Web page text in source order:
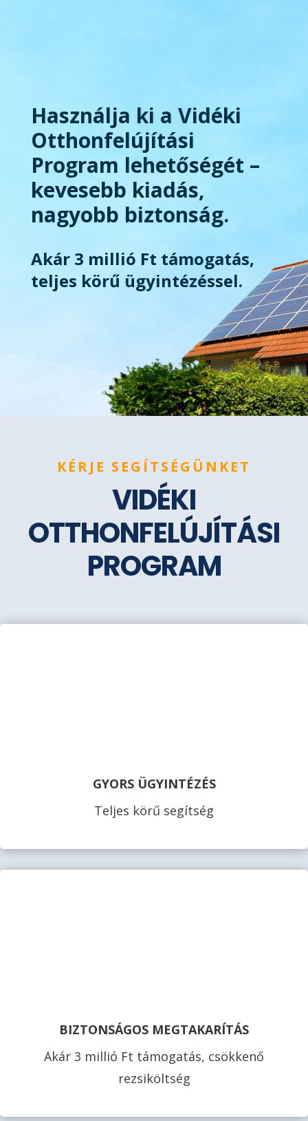
Használja ki a Vidéki
Otthonfelújítási
Program lehetőségét –
kevesebb kiadás,
nagyobb biztonság.
Akár 3 millió Ft támogatás,
teljes körű ügyintézéssel.
KÉRJE SEGÍTSÉGÜNKET
VIDÉKI
OTTHONFELÚJÍTÁSI
PROGRAM
GYORS ÜGYINTÉZÉS
Teljes körű segítség
BIZTONSÁGOS MEGTAKARÍTÁS
Akár 3 millió Ft támogatás, csökkenő
rezsiköltség